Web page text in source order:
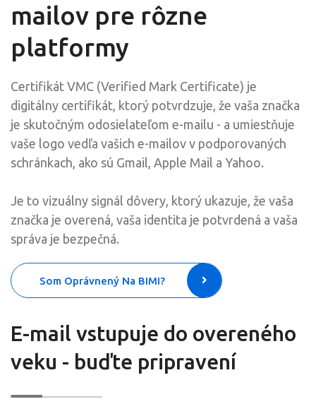
mailov pre rôzne
platformy
Certifikát VMC (Verified Mark Certificate) je
digitálny certifikát, ktorý potvrdzuje, že vaša značka
je skutočným odosielateľom e-mailu - a umiestňuje
vaše logo vedľa vašich e-mailov v podporovaných
schránkach, ako sú Gmail, Apple Mail a Yahoo.
Je to vizuálny signál dôvery, ktorý ukazuje, že vaša
značka je overená, vaša identita je potvrdená a vaša
správa je bezpečná.
Som Oprávnený Na BIMI?
E-mail vstupuje do overeného
veku - buďte pripravení